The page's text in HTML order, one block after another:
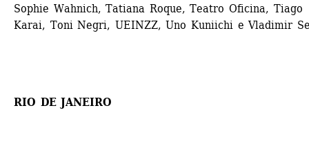
Sophie Wahnich, Tatiana Roque, Teatro Oficina, Tiago
Karai, Toni Negri, UEINZZ, Uno Kuniichi e Vladimir
RIO DE JANEIRO